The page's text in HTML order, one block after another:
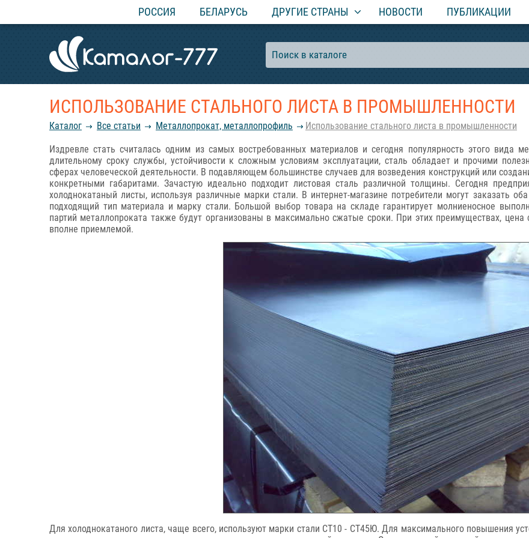
РОССИЯ БЕЛАРУСЬ ДРУГИЕ СТРАНЫ НОВОСТИ ПУБЛИКАЦИИ
ИСПОЛЬЗОВАНИЕ СТАЛЬНОГО ЛИСТА В ПРОМЫШЛЕННОСТИ
Каталог Все статьи Металлопрокат, металлопрофиль Использование стального листа в промышленности
Издревле стать считалась одним из самых востребованных материалов и сегодня популярность этого вида
длительному сроку службы, устойчивости к сложным условиям эксплуатации, сталь обладает и прочими
сферах человеческой деятельности. В подавляющем большинстве случаев для возведения конструкций или
конкретными габаритами. Зачастую идеально подходит листовая сталь различной толщины. Сегодня
холоднокатаный листы, используя различные марки стали. В интернет-магазине потребители могут заказать
подходящий тип материала и марку стали. Большой выбор товара на складе гарантирует молниеносное
партий металлопроката также будут организованы в максимально сжатые сроки. При этих преимуществах,
вполне приемлемой.
Для холоднокатаного листа, чаще всего, используют марки стали СТ10 - СТ45Ю. Для максимального повышения